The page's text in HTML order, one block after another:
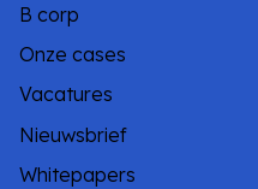
B corp
Onze cases
Vacatures
Nieuwsbrief
Whitepapers